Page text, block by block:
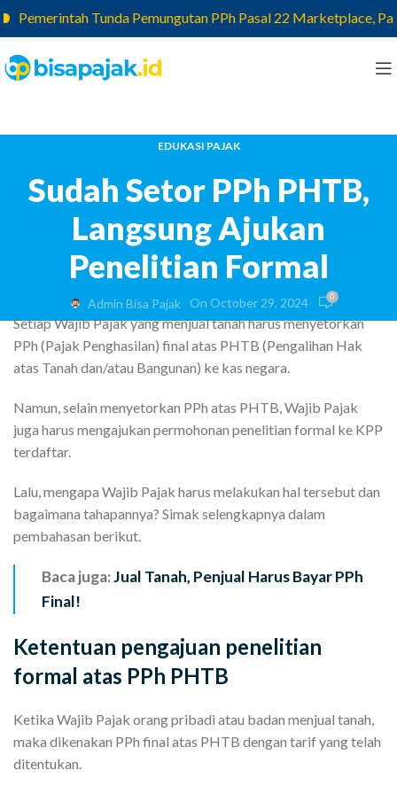
Tunda Pemungutan PPh Pasal 22 Marketplace,
EDUKASI PAJAK
Sudah Setor PPh PHTB,
Langsung Ajukan
Penelitian Formal
Admin Bisa Pajak On October 29, 2024 0
Setiap Wajib Pajak yang menjual tanah harus menyetorkan
PPh (Pajak Penghasilan) final atas PHTB (Pengalihan Hak
atas Tanah dan/atau Bangunan) ke kas negara.
Namun, selain menyetorkan PPh atas PHTB, Wajib Pajak
juga harus mengajukan permohonan penelitian formal ke KPP
terdaftar.
Lalu, mengapa Wajib Pajak harus melakukan hal tersebut dan
bagaimana tahapannya? Simak selengkapnya dalam
pembahasan berikut.
Baca juga:Jual Tanah, Penjual Harus Bayar PPh
Final!
Ketentuan pengajuan penelitian
formal atas PPh PHTB
Ketika Wajib Pajak orang pribadi atau badan menjual tanah,
maka dikenakan PPh final atas PHTB dengan tarif yang telah
ditentukan.